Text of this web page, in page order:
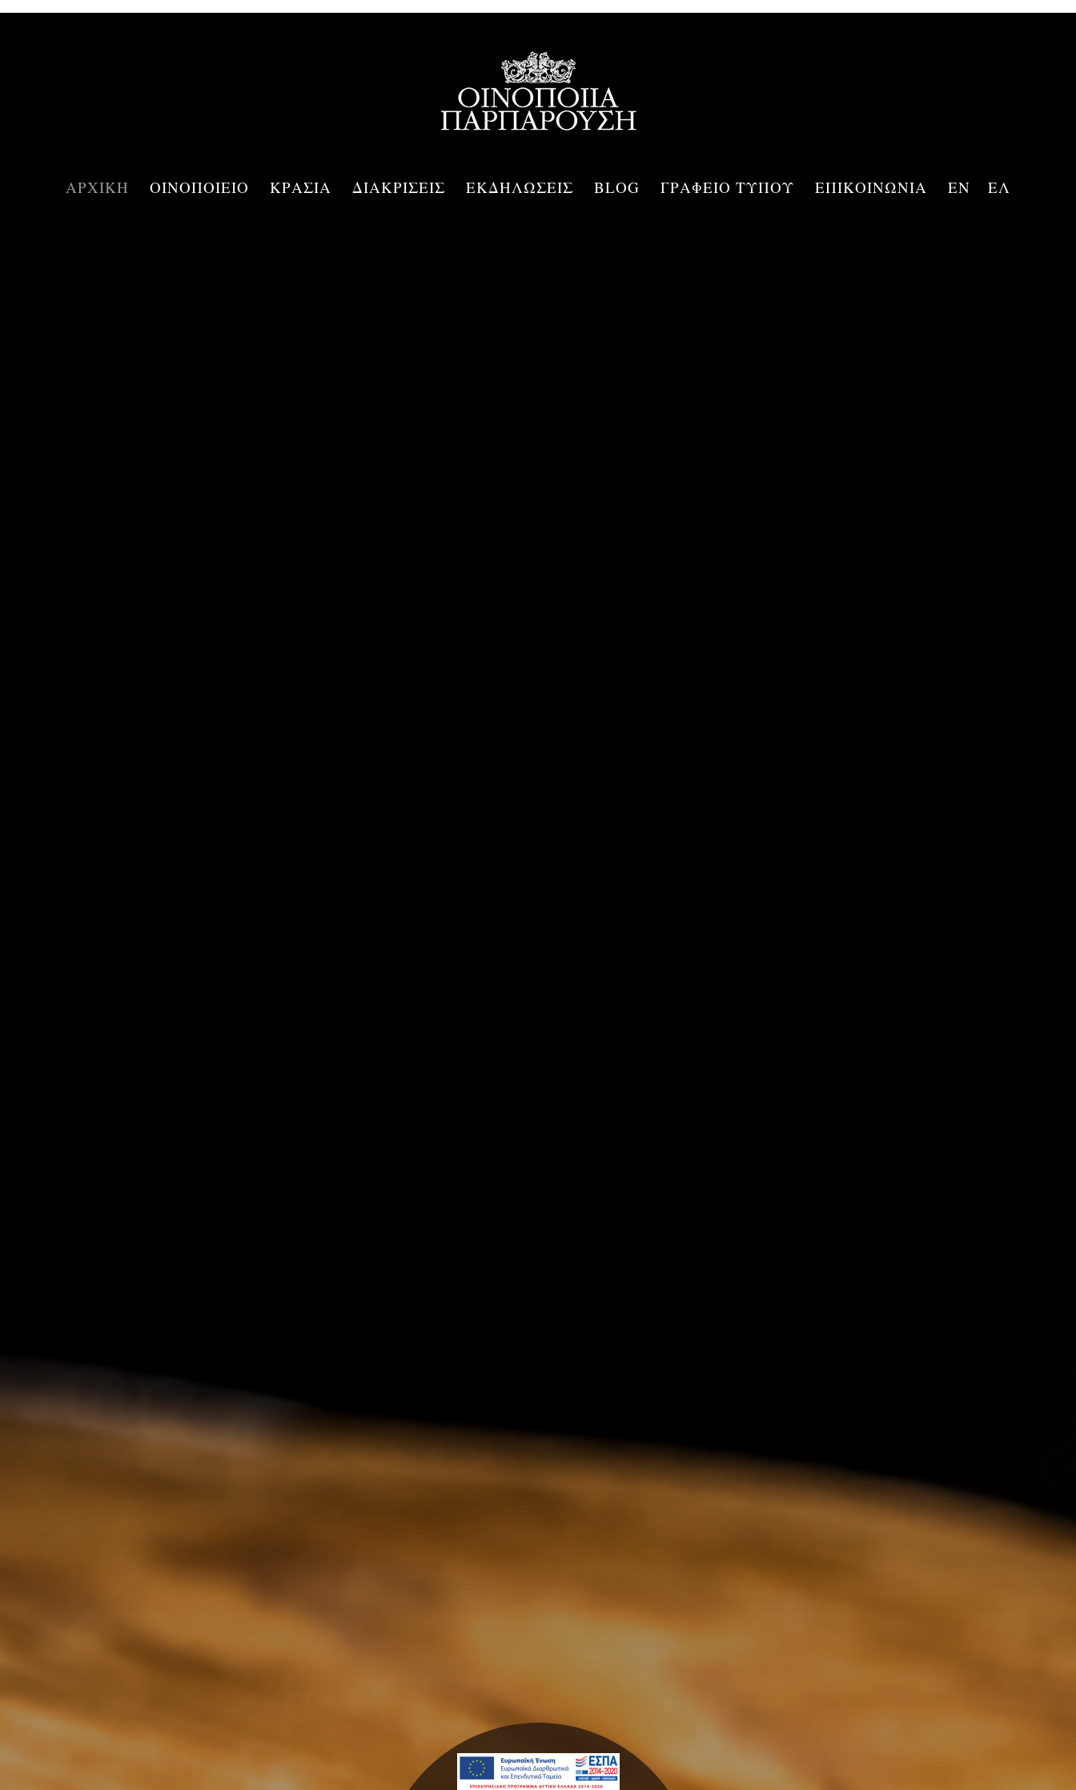
ΑΡΧΙΚΗ ΟΙΝΟΠΟΙΕΙΟ ΚΡΑΣΙΑ ΔΙΑΚΡΙΣΕΙΣ ΕΚΔΗΛΩΣΕΙΣ BLOG ΓΡΑΦΕΙΟ ΤΥΠΟΥ ΕΠΙΚΟΙΝΩΝΙΑ EN ΕΛ